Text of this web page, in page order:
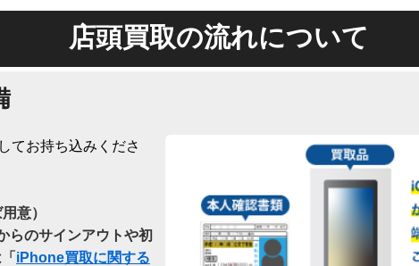
店頭買取の流れについて
てお持ち込みくださ
意）
らのサインアウトや初
iPhone買取に関する